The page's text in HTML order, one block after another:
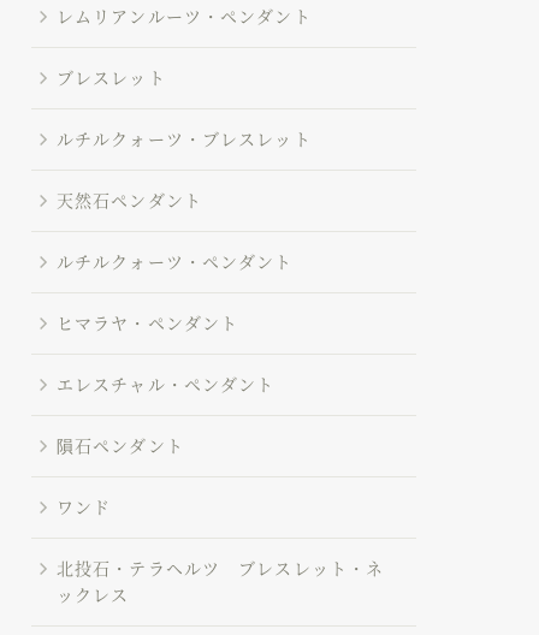
レムリアンルーツ・ペンダント
ブレスレット
ルチルクォーツ・ブレスレット
天然石ペンダント
ルチルクォーツ・ペンダント
ヒマラヤ・ペンダント
エレスチャル・ペンダント
隕石ペンダント
ワンド
北投石・テラヘルツ ブレスレット・ネ
ックレス